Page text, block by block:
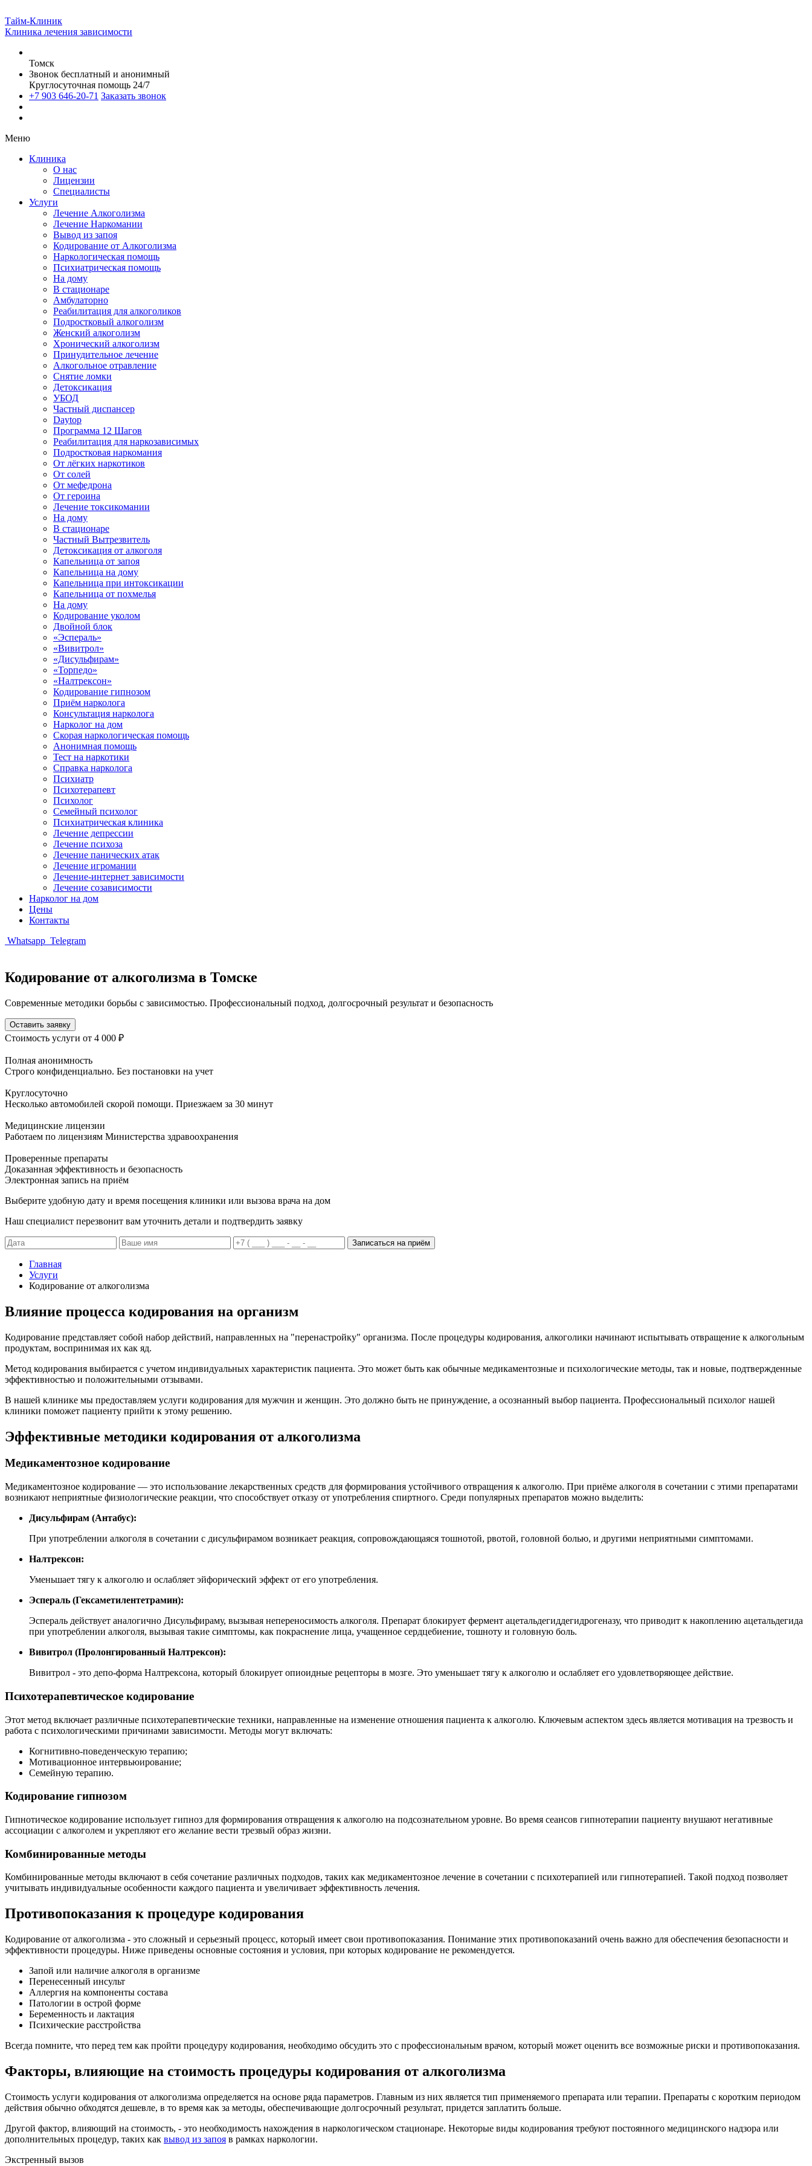
Тайм-Клиник
Клиника лечения зависимости
Томск
Звонок бесплатный и анонимный
Круглосуточная помощь 24/7
+7 903 646-20-71 Заказать звонок
Меню
Клиника
О нас
Лицензии
Специалисты
Услуги
Лечение Алкоголизма
Лечение Наркомании
Вывод из запоя
Кодирование от Алкоголизма
Наркологическая помощь
Психиатрическая помощь
На дому
В стационаре
Амбулаторно
Реабилитация для алкоголиков
Подростковый алкоголизм
Женский алкоголизм
Хронический алкоголизм
Принудительное лечение
Алкогольное отравление
Снятие ломки
Детоксикация
УБОД
Частный диспансер
Daytop
Программа 12 Шагов
Реабилитация для наркозависимых
Подростковая наркомания
От лёгких наркотиков
От солей
От мефедрона
От героина
Лечение токсикомании
На дому
В стационаре
Частный Вытрезвитель
Детоксикация от алкоголя
Капельница от запоя
Капельница на дому
Капельница при интоксикации
Капельница от похмелья
На дому
Кодирование уколом
Двойной блок
«Эспераль»
«Вивитрол»
«Дисульфирам»
«Торпедо»
«Налтрексон»
Кодирование гипнозом
Приём нарколога
Консультация нарколога
Нарколог на дом
Скорая наркологическая помощь
Анонимная помощь
Тест на наркотики
Справка нарколога
Психиатр
Психотерапевт
Психолог
Семейный психолог
Психиатрическая клиника
Лечение депрессии
Лечение психоза
Лечение панических атак
Лечение игромании
Лечение-интернет зависимости
Лечение созависимости
Нарколог на дом
Цены
Контакты
Whatsapp Telegram
Кодирование от алкоголизма в Томске
Современные методики борьбы с зависимостью. Профессиональный подход, долгосрочный результат и безопасность
Оставить заявку
Стоимость услуги от 4 000 ₽
Полная анонимность
Строго конфиденциально. Без постановки на учет
Круглосуточно
Несколько автомобилей скорой помощи. Приезжаем за 30 минут
Медицинские лицензии
Работаем по лицензиям Министерства здравоохранения
Проверенные препараты
Доказанная эффективность и безопасность
Электронная запись на приём
Выберите удобную дату и время посещения клиники или вызова врача на дом
Наш специалист перезвонит вам уточнить детали и подтвердить заявку
Записаться на приём
Главная
Услуги
Кодирование от алкоголизма
Влияние процесса кодирования на организм
Кодирование представляет собой набор действий, направленных на "перенастройку" организма. После процедуры кодирования, алкоголики начинают испытывать отвращение к алкогольным
продуктам, воспринимая их как яд.
Метод кодирования выбирается с учетом индивидуальных характеристик пациента. Это может быть как обычные медикаментозные и психологические методы, так и новые, подтвержденные
эффективностью и положительными отзывами.
В нашей клинике мы предоставляем услуги кодирования для мужчин и женщин. Это должно быть не принуждение, а осознанный выбор пациента. Профессиональный психолог нашей
клиники поможет пациенту прийти к этому решению.
Эффективные методики кодирования от алкоголизма
Медикаментозное кодирование
Медикаментозное кодирование — это использование лекарственных средств для формирования устойчивого отвращения к алкоголю. При приёме алкоголя в сочетании с этими препаратами
возникают неприятные физиологические реакции, что способствует отказу от употребления спиртного. Среди популярных препаратов можно выделить:
Дисульфирам (Антабус):
При употреблении алкоголя в сочетании с дисульфирамом возникает реакция, сопровождающаяся тошнотой, рвотой, головной болью, и другими неприятными симптомами.
Налтрексон:
Уменьшает тягу к алкоголю и ослабляет эйфорический эффект от его употребления.
Эспераль (Гексаметилентетрамин):
Эспераль действует аналогично Дисульфираму, вызывая непереносимость алкоголя. Препарат блокирует фермент ацетальдегиддегидрогеназу, что приводит к накоплению ацетальдегида
при употреблении алкоголя, вызывая такие симптомы, как покраснение лица, учащенное сердцебиение, тошноту и головную боль.
Вивитрол (Пролонгированный Налтрексон):
Вивитрол - это депо-форма Налтрексона, который блокирует опиоидные рецепторы в мозге. Это уменьшает тягу к алкоголю и ослабляет его удовлетворяющее действие.
Психотерапевтическое кодирование
Этот метод включает различные психотерапевтические техники, направленные на изменение отношения пациента к алкоголю. Ключевым аспектом здесь является мотивация на трезвость и
работа с психологическими причинами зависимости. Методы могут включать:
Когнитивно-поведенческую терапию;
Мотивационное интервьюирование;
Семейную терапию.
Кодирование гипнозом
Гипнотическое кодирование использует гипноз для формирования отвращения к алкоголю на подсознательном уровне. Во время сеансов гипнотерапии пациенту внушают негативные
ассоциации с алкоголем и укрепляют его желание вести трезвый образ жизни.
Комбинированные методы
Комбинированные методы включают в себя сочетание различных подходов, таких как медикаментозное лечение в сочетании с психотерапией или гипнотерапией. Такой подход позволяет
учитывать индивидуальные особенности каждого пациента и увеличивает эффективность лечения.
Противопоказания к процедуре кодирования
Кодирование от алкоголизма - это сложный и серьезный процесс, который имеет свои противопоказания. Понимание этих противопоказаний очень важно для обеспечения безопасности и
эффективности процедуры. Ниже приведены основные состояния и условия, при которых кодирование не рекомендуется.
Запой или наличие алкоголя в организме
Перенесенный инсульт
Аллергия на компоненты состава
Патологии в острой форме
Беременность и лактация
Психические расстройства
Всегда помните, что перед тем как пройти процедуру кодирования, необходимо обсудить это с профессиональным врачом, который может оценить все возможные риски и противопоказания.
Факторы, влияющие на стоимость процедуры кодирования от алкоголизма
Стоимость услуги кодирования от алкоголизма определяется на основе ряда параметров. Главным из них является тип применяемого препарата или терапии. Препараты с коротким периодом
действия обычно обходятся дешевле, в то время как за методы, обеспечивающие долгосрочный результат, придется заплатить больше.
Другой фактор, влияющий на стоимость, - это необходимость нахождения в наркологическом стационаре. Некоторые виды кодирования требуют постоянного медицинского надзора или
дополнительных процедур, таких как вывод из запоя в рамках наркологии.
Экстренный вызов